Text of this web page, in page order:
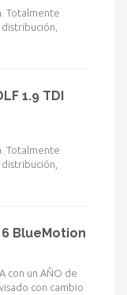
Totalmente
1.9 TDI
Totalmente
BlueMotion
con un AÑO de
con cambio